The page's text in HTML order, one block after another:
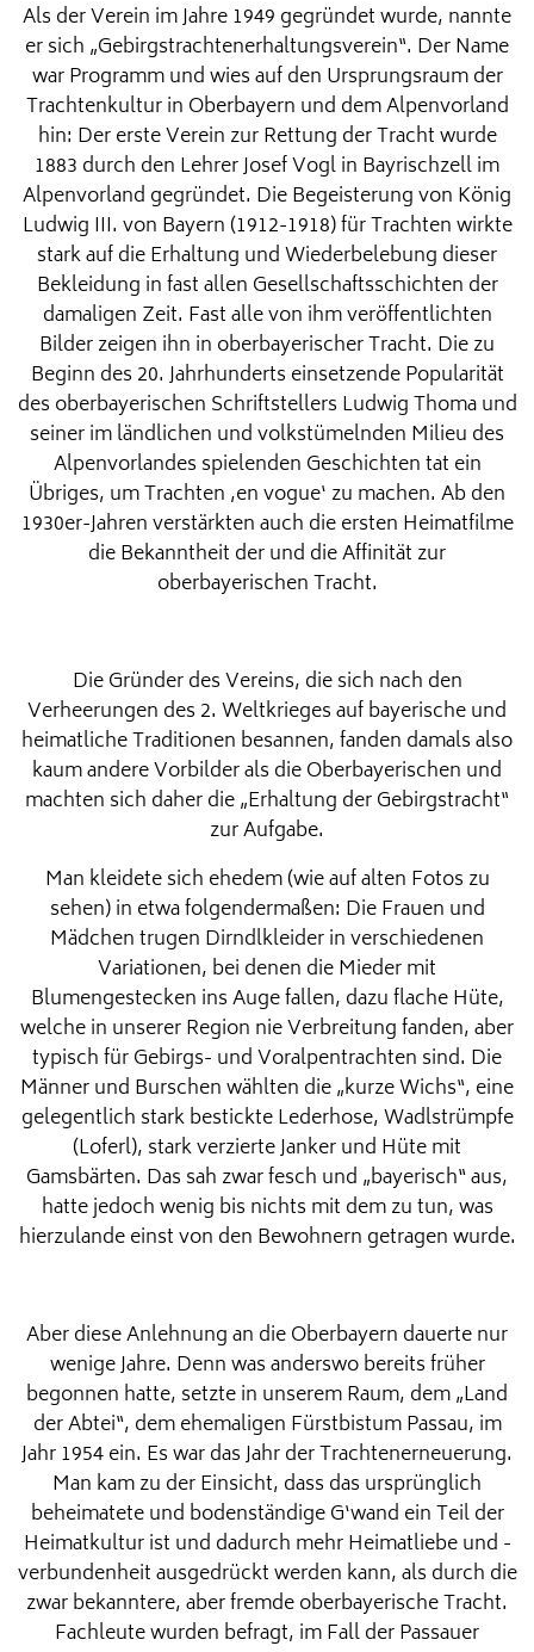
Als der Verein im Jahre 1949 gegründet wurde, nannte
er sich „Gebirgstrachtenerhaltungsverein“. Der Name
war Programm und wies auf den Ursprungsraum der
Trachtenkultur in Oberbayern und dem Alpenvorland
hin: Der erste Verein zur Rettung der Tracht wurde
1883 durch den Lehrer Josef Vogl in Bayrischzell im
Alpenvorland gegründet. Die Begeisterung von König
Ludwig III. von Bayern (1912-1918) für Trachten wirkte
stark auf die Erhaltung und Wiederbelebung dieser
Bekleidung in fast allen Gesellschaftsschichten der
damaligen Zeit. Fast alle von ihm veröffentlichten
Bilder zeigen ihn in oberbayerischer Tracht. Die zu
Beginn des 20. Jahrhunderts einsetzende Popularität
des oberbayerischen Schriftstellers Ludwig Thoma und
seiner im ländlichen und volkstümelnden Milieu des
Alpenvorlandes spielenden Geschichten tat ein
Übriges, um Trachten ‚en vogue‘ zu machen. Ab den
1930er-Jahren verstärkten auch die ersten Heimatfilme
die Bekanntheit der und die Affinität zur
oberbayerischen Tracht.
Die Gründer des Vereins, die sich nach den
Verheerungen des 2. Weltkrieges auf bayerische und
heimatliche Traditionen besannen, fanden damals also
kaum andere Vorbilder als die Oberbayerischen und
machten sich daher die „Erhaltung der Gebirgstracht“
zur Aufgabe.
Man kleidete sich ehedem (wie auf alten Fotos zu
sehen) in etwa folgendermaßen: Die Frauen und
Mädchen trugen Dirndlkleider in verschiedenen
Variationen, bei denen die Mieder mit
Blumengestecken ins Auge fallen, dazu flache Hüte,
welche in unserer Region nie Verbreitung fanden, aber
typisch für Gebirgs- und Voralpentrachten sind. Die
Männer und Burschen wählten die „kurze Wichs“, eine
gelegentlich stark bestickte Lederhose, Wadlstrümpfe
(Loferl), stark verzierte Janker und Hüte mit
Gamsbärten. Das sah zwar fesch und „bayerisch“ aus,
hatte jedoch wenig bis nichts mit dem zu tun, was
hierzulande einst von den Bewohnern getragen wurde.
Aber diese Anlehnung an die Oberbayern dauerte nur
wenige Jahre. Denn was anderswo bereits früher
begonnen hatte, setzte in unserem Raum, dem „Land
der Abtei“, dem ehemaligen Fürstbistum Passau, im
Jahr 1954 ein. Es war das Jahr der Trachtenerneuerung.
Man kam zu der Einsicht, dass das ursprünglich
beheimatete und bodenständige G‘wand ein Teil der
Heimatkultur ist und dadurch mehr Heimatliebe und -
verbundenheit ausgedrückt werden kann, als durch die
zwar bekanntere, aber fremde oberbayerische Tracht.
Fachleute wurden befragt, im Fall der Passauer